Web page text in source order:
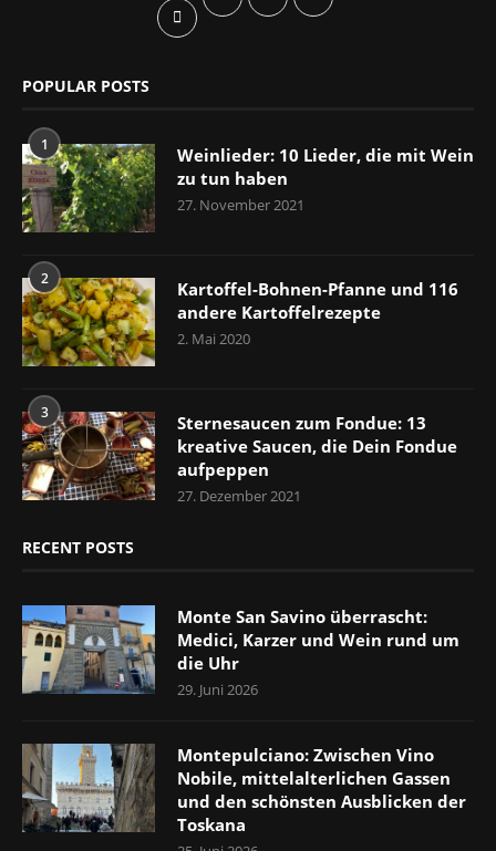
POPULAR POSTS
1
Weinlieder: 10 Lieder, die mit Wein
zu tun haben
27. November 2021
2
Kartoffel-Bohnen-Pfanne und 116
andere Kartoffelrezepte
2. Mai 2020
3
Sternesaucen zum Fondue: 13
kreative Saucen, die Dein Fondue
aufpeppen
27. Dezember 2021
RECENT POSTS
Monte San Savino überrascht:
Medici, Karzer und Wein rund um
die Uhr
29. Juni 2026
Montepulciano: Zwischen Vino
Nobile, mittelalterlichen Gassen
und den schönsten Ausblicken der
Toskana